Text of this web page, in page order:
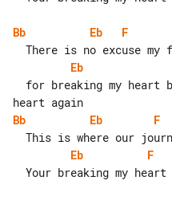
Bb Eb F
Eb
Bb
Eb F
Eb
F